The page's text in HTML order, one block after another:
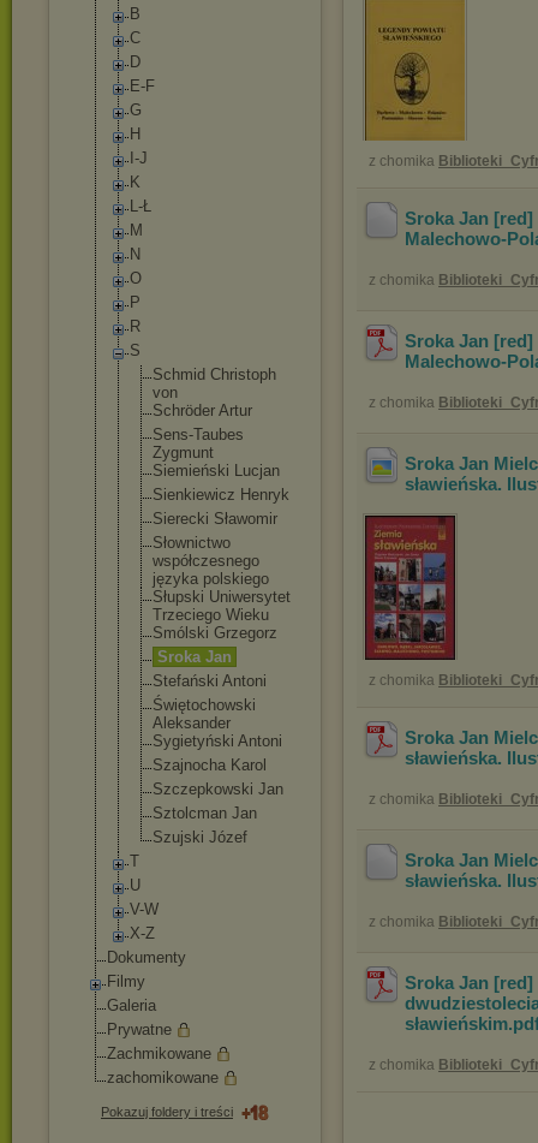
B
C
D
E-F
G
H
I-J
K
L-Ł
M
N
O
P
R
S
Schmid Christoph
von
Schröder Artur
Sens-Taubes
Zygmunt
Siemieński Lucjan
Sienkiewicz Henryk
Sierecki Sławomir
Słownictwo
współczesnego
języka polskiego
Słupski Uniwersytet
Trzeciego Wieku
Smólski Grzegorz
Sroka Jan
Stefański Antoni
Świętochows ki
Aleksander
Sygietyński Antoni
Szajnocha Karol
Szczepkowski Jan
Sztolcman Jan
Szujski Józef
T
U
V-W
X-Z
Dokumenty
Filmy
Galeria
Prywatne
Zachmikowane
zachomikowane
Pokazuj foldery i treści
z chomika
Sroka Jan [red]
Malechowo-
z chomika
Sroka Jan [red]
Malechowo-
z chomika
Sroka Jan
sławieńska.
z chomika
Sroka Jan
sławieńska.
z chomika
Sroka Jan
sławieńska.
z chomika
Sroka Jan
sławieńskim
z chomika